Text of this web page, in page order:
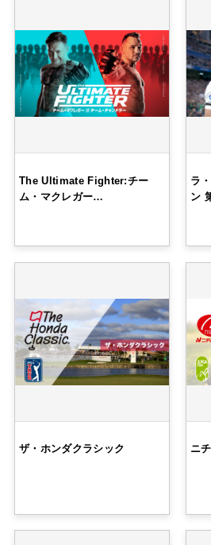
The Ultimate Fighter:チー
ム・マクレガー…
ラ
ン
ザ・ホンダクラシック ニ